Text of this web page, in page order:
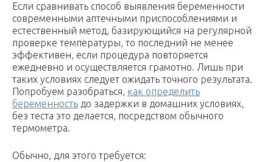
Если сравнивать способ выявления беременности
современными аптечными приспособлениями и
естественный метод, базирующийся на регулярной
проверке температуры, то последний не менее
эффективен, если процедура повторяется
ежедневно и осуществляется грамотно. Лишь при
таких условиях следует ожидать точного результата.
Попробуем разобраться, как определить
беременность до задержки в домашних условиях,
без теста это делается, посредством обычного
термометра.
Обычно, для этого требуется: